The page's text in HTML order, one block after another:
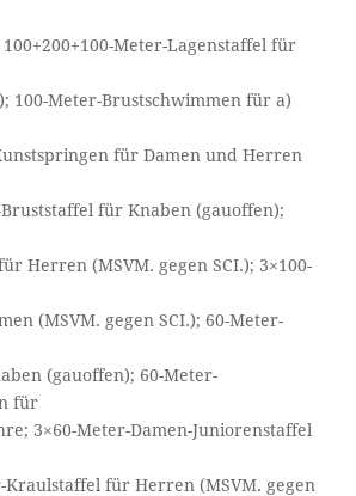
Meter-Lagenstaffel für
100-Meter-Brustschwimmen für a)
für Damen und Herren
für Knaben (gauoffen);
Herren (MSVM. gegen SCI.); 3×100-
(MSVM. gegen SCI.); 60-Meter-
(gauoffen); 60-Meter-
für
3×60-Meter-Damen-Juniorenstaffel
Kraulstaffel für Herren (MSVM. gegen